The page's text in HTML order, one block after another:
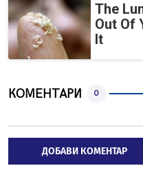
The
Out Of
It
КОМЕНТАРИ 0
ДОБАВИ КОМЕНТАР